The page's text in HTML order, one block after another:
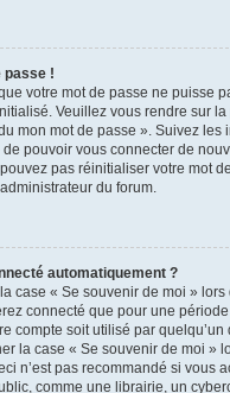
passe !
votre mot de passe ne puisse
Veuillez vous rendre sur
mon mot de passe ». Suivez les
pouvoir vous connecter de
pas réinitialiser votre mot
du forum.
automatiquement ?
case « Se souvenir de moi »
connecté que pour une
compte soit utilisé par quelqu’un
la case « Se souvenir de moi »
n’est pas recommandé si vous
comme une librairie, un